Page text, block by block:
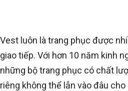
Vest luôn là trang phục được
giao tiếp. Với hơn 10 năm kinh
những bộ trang phục có chất
riêng không thể lẫn vào đâu cho